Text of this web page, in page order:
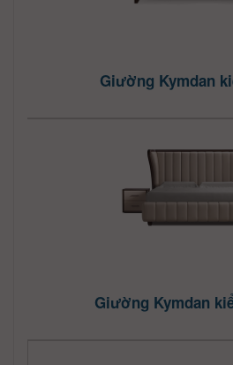
Giường Kymdan
Giường Kymdan